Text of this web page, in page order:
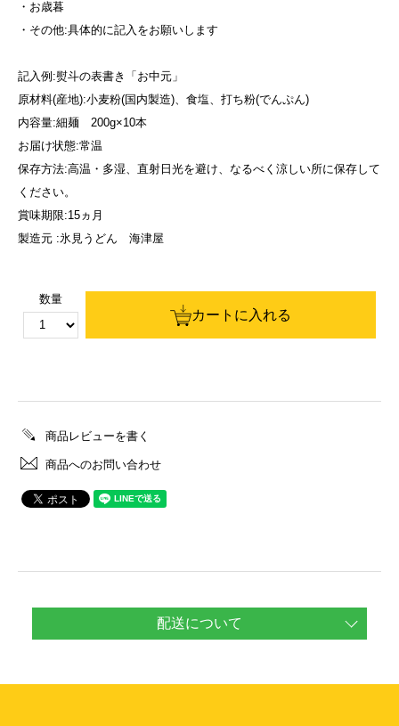
・お歳暮
・その他:具体的に記入をお願いします
記入例:熨斗の表書き「お中元」
原材料(産地):小麦粉(国内製造)、食塩、打ち粉(でんぷん)
内容量:細麺 200g×10本
お届け状態:常温
保存方法:高温・多湿、直射日光を避け、なるべく涼しい所に保存して
ください。
賞味期限:15ヵ月
製造元 :氷見うどん 海津屋
数量
カートに入れる
商品レビューを書く
商品へのお問い合わせ
配送について